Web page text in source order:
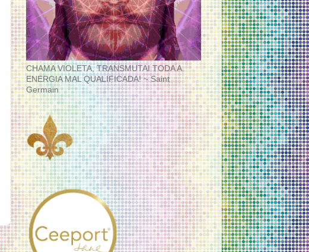
CHAMA VIOLETA, TRANSMUTAI TODA A
ENERGIA MAL QUALIFICADA! ~ Saint
Germain